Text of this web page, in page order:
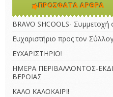
ΠΡΌΣΦΑΤΑ ΆΡΘΡΑ
BRAVO SHCOOLS- Συμμετοχή
Ευχαριστήριο προς τον
ΕΥΧΑΡΙΣΤΗΡΙΟ!
ΗΜΕΡΑ ΠΕΡΙΒΑΛΛΟΝΤΟΣ-
ΒΕΡΟΙΑΣ
ΚΑΛΟ ΚΑΛΟΚΑΙΡΙ!